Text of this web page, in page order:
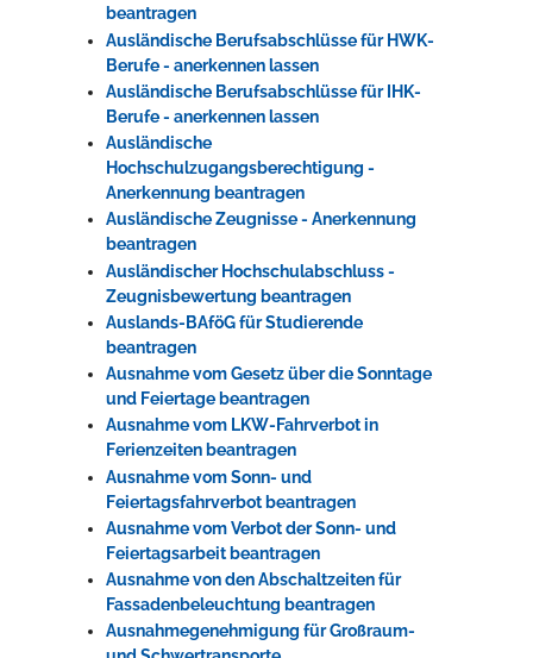
beantragen
Ausländische Berufsabschlüsse für HWK-
Berufe - anerkennen lassen
Ausländische Berufsabschlüsse für IHK-
Berufe - anerkennen lassen
Ausländische
Hochschulzugangsberechtigung -
Anerkennung beantragen
Ausländische Zeugnisse - Anerkennung
beantragen
Ausländischer Hochschulabschluss -
Zeugnisbewertung beantragen
Auslands-BAföG für Studierende
beantragen
Ausnahme vom Gesetz über die Sonntage
und Feiertage beantragen
Ausnahme vom LKW-Fahrverbot in
Ferienzeiten beantragen
Ausnahme vom Sonn- und
Feiertagsfahrverbot beantragen
Ausnahme vom Verbot der Sonn- und
Feiertagsarbeit beantragen
Ausnahme von den Abschaltzeiten für
Fassadenbeleuchtung beantragen
Ausnahmegenehmigung für Großraum-